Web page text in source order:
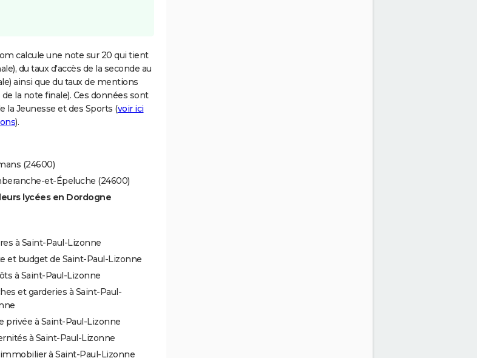
calcule une note sur 20 qui tient
du taux d'accès de la seconde au
ainsi que du taux de mentions
la note finale). Ces données sont
la Jeunesse et des Sports (voir ici
).
(24600)
et-Épeluche (24600)
lycées en Dordogne
à Saint-Paul-Lizonne
et budget de Saint-Paul-Lizonne
à Saint-Paul-Lizonne
et garderies à Saint-Paul-
privée à Saint-Paul-Lizonne
à Saint-Paul-Lizonne
à Saint-Paul-Lizonne